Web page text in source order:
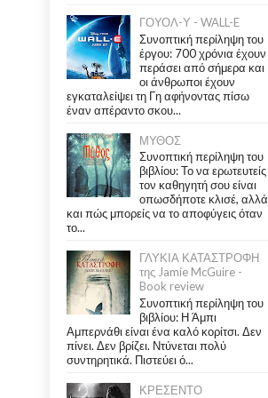
ΓΟΥΟΛ-Υ - WALL-E
Συνοπτική περίληψη του
έργου: 700 χρόνια έχουν
περάσει από σήμερα και
οι άνθρωποι έχουν
εγκαταλείψει τη Γη αφήνοντας πίσω
έναν απέραντο σκου...
ΜΥΘΟΣ
Συνοπτική περίληψη του
βιβλίου: Το να ερωτευτείς
τον καθηγητή σου είναι
οπωσδήποτε κλισέ, αλλά
και πώς μπορείς να το αποφύγεις όταν
το...
ΓΛΥΚΙΑ ΚΑΤΑΣΤΡΟΦΗ
της Jamie McGuire -
Book review
Συνοπτική περίληψη του
βιβλίου: Η Άμπι
Αμπερνάθι είναι ένα καλό κορίτσι. Δεν
πίνει. Δεν βρίζει. Ντύνεται πολύ
συντηρητικά. Πιστεύει ό...
ΚΡΕΣΕΝΤΟ